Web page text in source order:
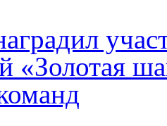
«Золотая